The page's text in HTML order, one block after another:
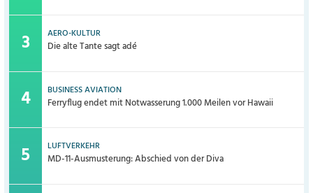
AERO-KULTUR
Die alte Tante sagt adé
BUSINESS AVIATION
Ferryflug endet mit Notwasserung 1.000 Meilen vor Hawaii
LUFTVERKEHR
MD-11-Ausmusterung: Abschied von der Diva